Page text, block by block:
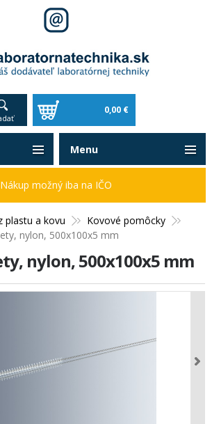
0,00 €
plastu a kovu
Kovové pomôcky
nylon, 500x100x5 mm
nylon, 500x100x5 mm
Nákup možný iba na IČO
Menu